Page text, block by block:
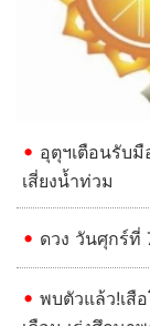
Previous
อุตุฯเตือนรับ
เสี่ยงน้ำท่วม
ดวง วันศุกร์ที่
พบตัวแล้ว!เสื